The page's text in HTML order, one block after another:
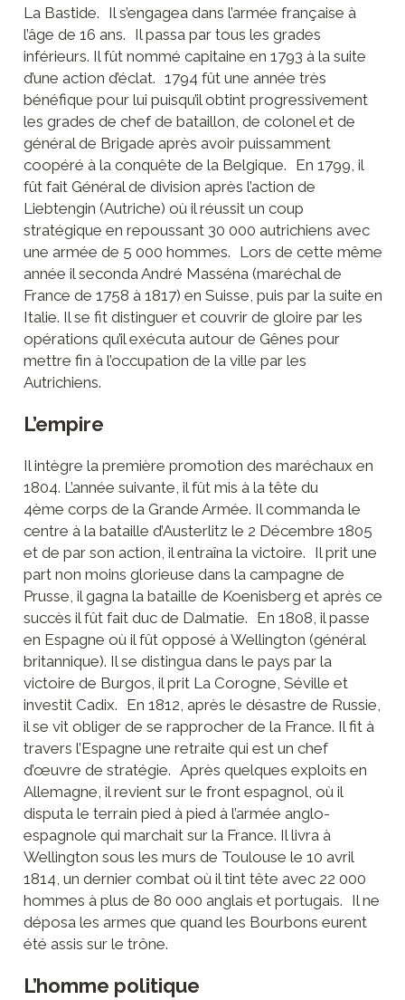
Liste des
équipements
Formulaires
technique
Entreprises
et artisans
Producteurs
Banques
La Bastide. Il s’engagea dans l’armée française à
l’âge de 16 ans. Il passa par tous les grades
inférieurs. Il fût nommé capitaine en 1793 à la suite
d’une action d’éclat. 1794 fût une année très
bénéfique pour lui puisqu’il obtint progressivement
les grades de chef de bataillon, de colonel et de
général de Brigade après avoir puissamment
coopéré à la conquête de la Belgique. En 1799, il
fût fait Général de division après l’action de
Liebtengin (Autriche) où il réussit un coup
stratégique en repoussant 30 000 autrichiens avec
une armée de 5 000 hommes. Lors de cette même
année il seconda André Masséna (maréchal de
France de 1758 à 1817) en Suisse, puis par la suite en
Italie. Il se fit distinguer et couvrir de gloire par les
opérations qu’il exécuta autour de Gênes pour
mettre fin à l’occupation de la ville par les
Autrichiens.
L’empire
Il intègre la première promotion des maréchaux en
1804. L’année suivante, il fût mis à la tête du
4ème corps de la Grande Armée. Il commanda le
centre à la bataille d’Austerlitz le 2 Décembre 1805
et de par son action, il entraîna la victoire. Il prit une
part non moins glorieuse dans la campagne de
Prusse, il gagna la bataille de Koenisberg et après ce
succès il fût fait duc de Dalmatie. En 1808, il passe
en Espagne où il fût opposé à Wellington (général
britannique). Il se distingua dans le pays par la
victoire de Burgos, il prit La Corogne, Séville et
investit Cadix. En 1812, après le désastre de Russie,
il se vit obliger de se rapprocher de la France. Il fit à
travers l’Espagne une retraite qui est un chef
d’œuvre de stratégie. Après quelques exploits en
Allemagne, il revient sur le front espagnol, où il
disputa le terrain pied à pied à l’armée anglo-
espagnole qui marchait sur la France. Il livra à
Wellington sous les murs de Toulouse le 10 avril
1814, un dernier combat où il tint tête avec 22 000
hommes à plus de 80 000 anglais et portugais. Il ne
déposa les armes que quand les Bourbons eurent
été assis sur le trône.
L’homme politique